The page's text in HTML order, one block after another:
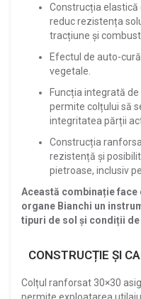
Construcția
reduc rezistența
tracțiune și
Efectul de auto-
vegetale.
Funcția integrată
permite colțului să
integritatea părții
Construcția
rezistență și
pietroase, inclusiv
Această combinație face
organe Bianchi un
tipuri de sol și condiții de
CONSTRUCȚIE ȘI
Colțul ranforsat 30×30
permite exploatarea